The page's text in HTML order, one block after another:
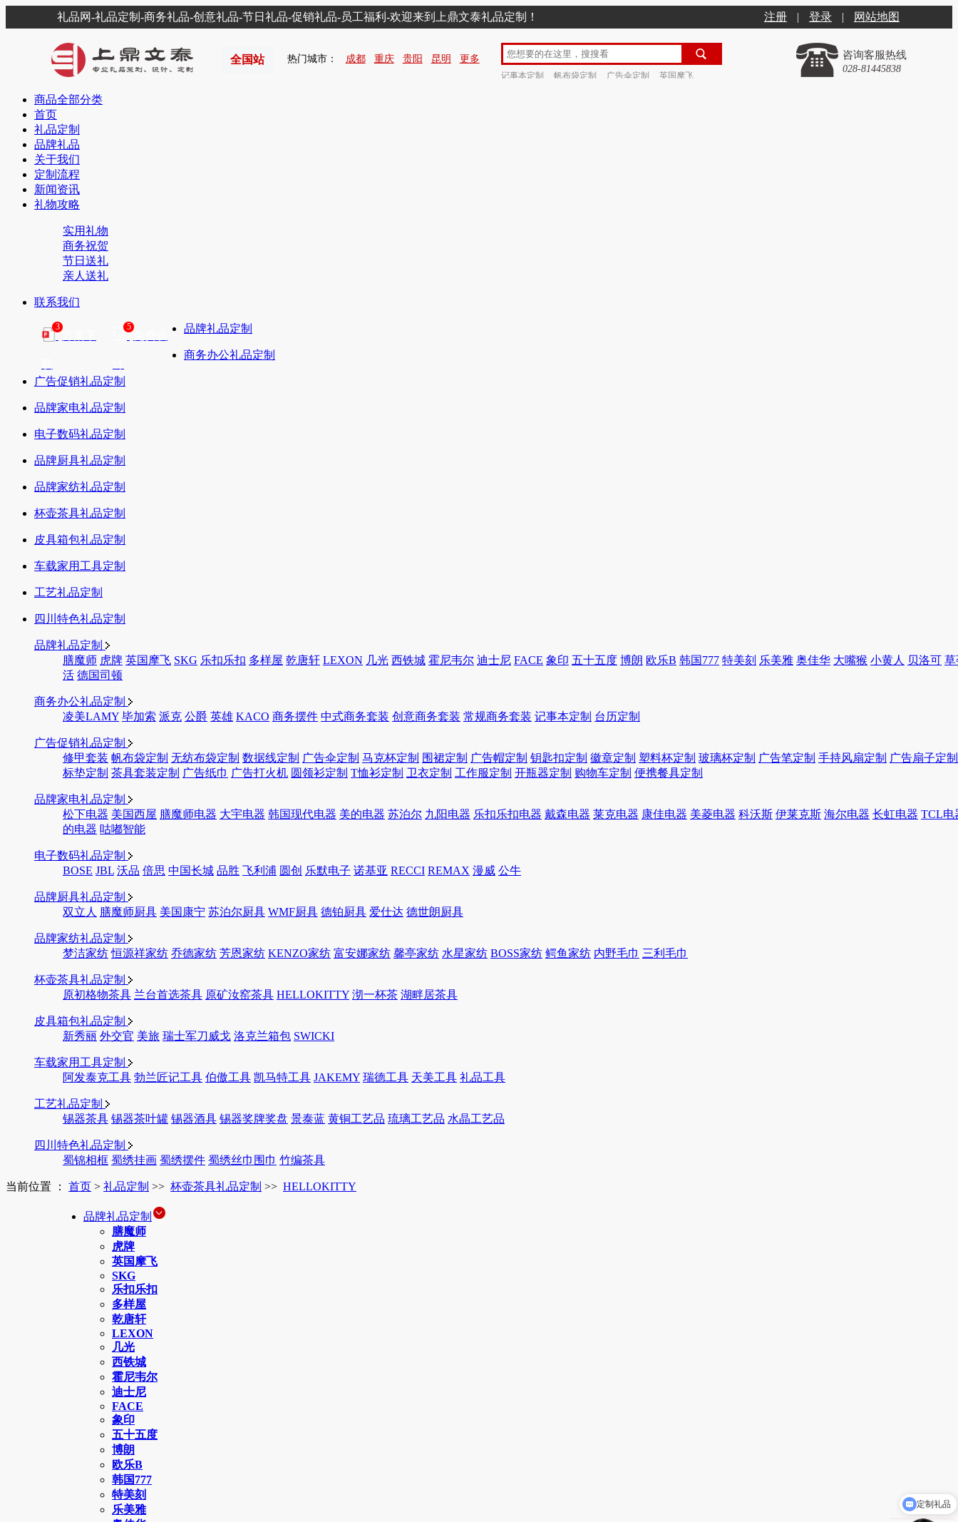
礼品网-礼品定制-商务礼品-创意礼品-节日礼品-促销礼品-员工福利-欢迎来到上鼎文泰礼品定制！ 注册 | 登录 | 网站地图
全国站 热门城市： 成都 重庆 贵阳 昆明 更多
记事本定制 帆布袋定制 广告伞定制 英国摩飞
咨询客服热线
028-81445838
商品全部分类
首页
礼品定制
品牌礼品
关于我们
定制流程
新闻资讯
礼物攻略
实用礼物
商务祝贺
节日送礼
亲人送礼
联系我们
3 5 品牌礼品定制
商务办公礼品定制
广告促销礼品定制
品牌家电礼品定制
电子数码礼品定制
品牌厨具礼品定制
品牌家纺礼品定制
杯壶茶具礼品定制
皮具箱包礼品定制
车载家用工具定制
工艺礼品定制
四川特色礼品定制
品牌礼品定制
膳魔师 虎牌 英国摩飞 SKG 乐扣乐扣 多样屋 乾唐轩 LEXON 几光 西铁城 霍尼韦尔 迪士尼 FACE 象印 五十五度 博朗 欧乐B 韩国777 特美刻 乐美雅 奥佳华 大嘴猴 小黄人 贝洛可 草
活 德国司顿
商务办公礼品定制
凌美LAMY 毕加索 派克 公爵 英雄 KACO 商务摆件 中式商务套装 创意商务套装 常规商务套装 记事本定制 台历定制
广告促销礼品定制
修甲套装 帆布袋定制 无纺布袋定制 数据线定制 广告伞定制 马克杯定制 围裙定制 广告帽定制 钥匙扣定制 徽章定制 塑料杯定制 玻璃杯定制 广告笔定制 手持风扇定制 广告扇子定制
标垫定制 茶具套装定制 广告纸巾 广告打火机 圆领衫定制 T恤衫定制 卫衣定制 工作服定制 开瓶器定制 购物车定制 便携餐具定制
品牌家电礼品定制
松下电器 美国西屋 膳魔师电器 大宇电器 韩国现代电器 美的电器 苏泊尔 九阳电器 乐扣乐扣电器 戴森电器 莱克电器 康佳电器 美菱电器 科沃斯 伊莱克斯 海尔电器 长虹电器 TCL电
的电器 咕嘟智能
电子数码礼品定制
BOSE JBL 沃品 倍思 中国长城 品胜 飞利浦 圆创 乐默电子 诺基亚 RECCI REMAX 漫威 公牛
品牌厨具礼品定制
双立人 膳魔师厨具 美国康宁 苏泊尔厨具 WMF厨具 德铂厨具 爱仕达 德世朗厨具
品牌家纺礼品定制
梦洁家纺 恒源祥家纺 乔德家纺 芳恩家纺 KENZO家纺 富安娜家纺 馨亭家纺 水星家纺 BOSS家纺 鳄鱼家纺 内野毛巾 三利毛巾
杯壶茶具礼品定制
原初格物茶具 兰台首选茶具 原矿汝窑茶具 HELLOKITTY 沏一杯茶 湖畔居茶具
皮具箱包礼品定制
新秀丽 外交官 美旅 瑞士军刀威戈 洛克兰箱包 SWICKI
车载家用工具定制
阿发泰克工具 勃兰匠记工具 伯傲工具 凯马特工具 JAKEMY 瑞德工具 天美工具 礼品工具
工艺礼品定制
锡器茶具 锡器茶叶罐 锡器酒具 锡器奖牌奖盘 景泰蓝 黄铜工艺品 琉璃工艺品 水晶工艺品
四川特色礼品定制
蜀锦相框 蜀绣挂画 蜀绣摆件 蜀绣丝巾围巾 竹编茶具
当前位置 ： 首页 > 礼品定制 >> 杯壶茶具礼品定制 >> HELLOKITTY
品牌礼品定制
膳魔师
虎牌
英国摩飞
SKG
乐扣乐扣
多样屋
乾唐轩
LEXON
几光
西铁城
霍尼韦尔
迪士尼
FACE
象印
五十五度
博朗
欧乐B
韩国777
特美刻
乐美雅
礼品批发价5-8折
定制礼品